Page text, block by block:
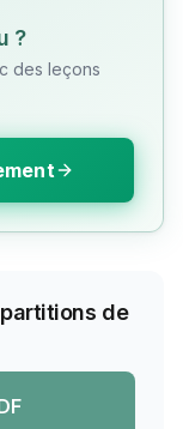
?
des leçons
de